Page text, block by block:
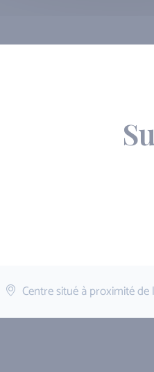
Centre situé à proximité de